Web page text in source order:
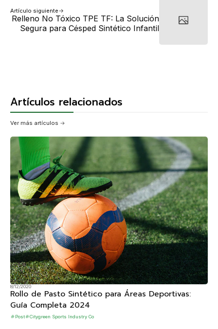
Artículo siguiente
Relleno No Tóxico TPE TF: La Solución
Segura para Césped Sintético Infantil
Artículos relacionados
Ver más artículos
8/12/2020
Rollo de Pasto Sintético para Áreas Deportivas:
Guía Completa 2024
Post Citygreen Sports Industry Co